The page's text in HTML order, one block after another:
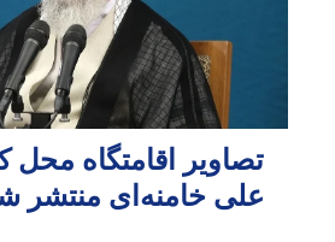
تصاویر اقامتگاه
علی خامنه‌ای منتشر